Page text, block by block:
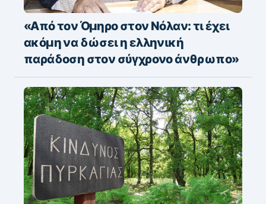
«Από τον Όμηρο στον Νόλαν: τι έχει
ακόμη να δώσει η ελληνική
παράδοση στον σύγχρονο άνθρωπο»